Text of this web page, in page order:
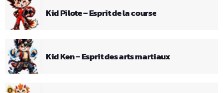
Kid Pilote – Esprit de la course
Kid Ken – Esprit des arts martiaux